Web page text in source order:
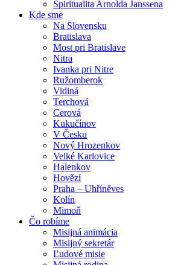
Spiritualita Arnolda Janssena
Kde sme
Na Slovensku
Bratislava
Most pri Bratislave
Nitra
Ivanka pri Nitre
Ružomberok
Vidiná
Terchová
Cerová
Kukučínov
V Česku
Nový Hrozenkov
Velké Karlovice
Halenkov
Hovězí
Praha – Uhříněves
Kolín
Mimoň
Čo robíme
Misijná animácia
Misijný sekretár
Ľudové misie